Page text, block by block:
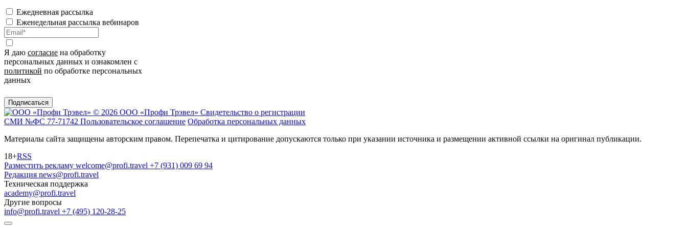
Ежедневная рассылка
Еженедельная рассылка вебинаров
Я даю согласие на обработку
персональных данных и ознакомлен с
политикой по обработке персональных
данных
Подписаться
© 2026 ООО «Профи Трэвeл» Свидетельство о регистрации
СМИ №ФС 77-71742 Пользовательское соглашение Обработка персональных данных
Материалы сайта защищены авторским правом. Перепечатка и цитирование допускаются только при указании источника и размещении активной ссылки на оригинал публикации.
18+RSS
Разместить рекламу welcome@profi.travel +7 (931) 009 69 94
Редакция news@profi.travel
Техническая поддержка
academy@profi.travel
Другие вопросы
info@profi.travel +7 (495) 120-28-25